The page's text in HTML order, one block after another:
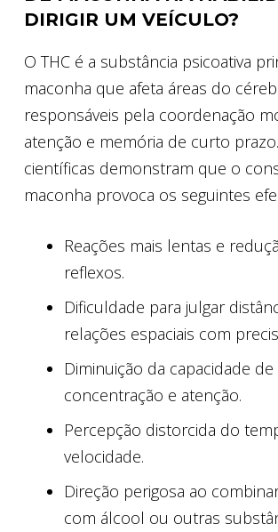
DIRIGIR UM VEÍCULO?
O THC é a substância psicoativa
maconha que afeta áreas do
responsáveis pela coordenação
atenção e memória de curto
científicas demonstram que o
maconha provoca os seguintes
Reações mais lentas e
reflexos.
Dificuldade para julgar
relações espaciais com
Diminuição da capacidade de
concentração e atenção.
Percepção distorcida do
velocidade.
Direção perigosa ao
com álcool ou outras